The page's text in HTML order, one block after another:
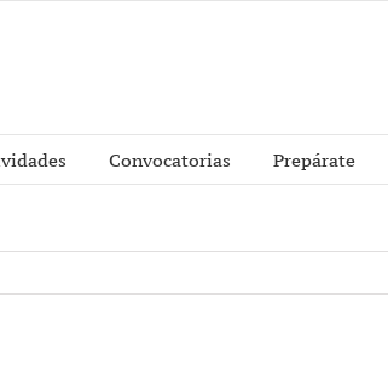
Convocatorias Prepárate